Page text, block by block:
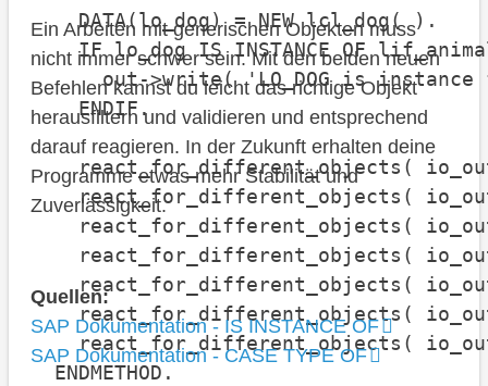
DATA(lo_dog) = NEW lcl_dog( ).
IF lo_dog IS INSTANCE OF
out->write( 'LO_DOG is instance
ENDIF.
react_for_different_objects(
react_for_different_objects(
react_for_different_objects(
react_for_different_objects(
react_for_different_objects(
react_for_different_objects(
react_for_different_objects(
ENDMETHOD.
Ein Arbeiten mit generischen Objekten muss
nicht immer schwer sein. Mit den beiden neuen
Befehlen kannst du leicht das richtige Objekt
herausfiltern und validieren und entsprechend
darauf reagieren. In der Zukunft erhalten deine
Programme etwas mehr Stabilität und
Zuverlässigkeit.
Quellen:
SAP Dokumentation - IS INSTANCE OF
SAP Dokumentation - CASE TYPE OF